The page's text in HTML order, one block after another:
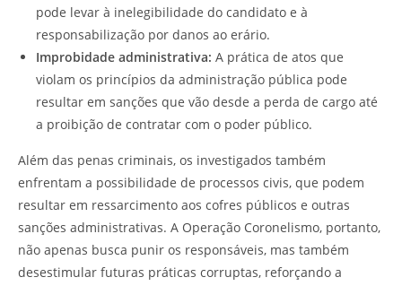
pode levar à inelegibilidade do candidato e à
responsabilização por danos ao erário.
Improbidade administrativa: A prática de atos que
violam os princípios da administração pública pode
resultar em sanções que vão desde a perda de cargo até
a proibição de contratar com o poder público.
Além das penas criminais, os investigados também
enfrentam a possibilidade de processos civis, que podem
resultar em ressarcimento aos cofres públicos e outras
sanções administrativas. A Operação Coronelismo, portanto,
não apenas busca punir os responsáveis, mas também
desestimular futuras práticas corruptas, reforçando a